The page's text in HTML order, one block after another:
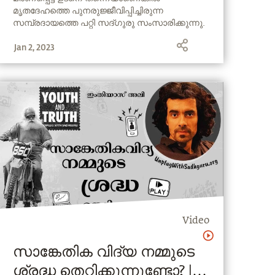
Malayalam | Occult and
Mysticism Ep- 4
മൃതദേഹത്തെ പുനരുജ്ജീവിപ്പിച്ചിരുന്ന
സമ്പ്രദായത്തെ പറ്റി സദ്ഗുരു സംസാരിക്കുന്നു.
പ്രക്രിയയെ തന്ത്രാ എങ്ങനെയാണു
Jan 2, 2023
Video
സാങ്കേതിക വിദ്യ നമ്മുടെ
ശ്രദ്ധ തെറ്റിക്കുന്നുണ്ടോ? |